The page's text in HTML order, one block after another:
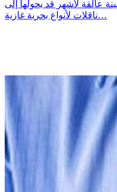
من أن بقاء أكثر من 1500 سفينة عالقة لأشهر قد يحولها إلى
ناقلات لأنواع بحرية غازية…